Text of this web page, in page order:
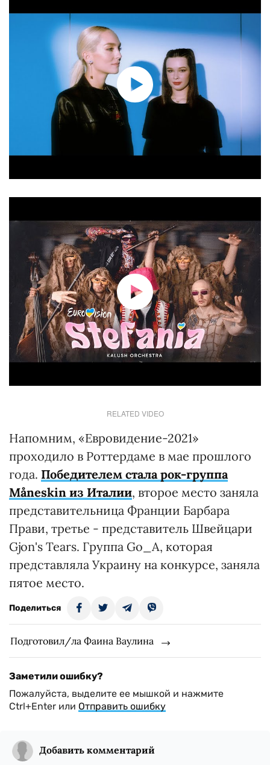
RELATED VIDEO
Напомним, «Евровидение-2021»
проходило в Роттердаме в мае прошлого
года. Победителем стала рок-группа
Måneskin из Италии, второе место заняла
представительница Франции Барбара
Прави, третье - представитель Швейцари
Gjon's Tears. Группа Go_A, которая
представляла Украину на конкурсе, заняла
пятое место.
Поделиться
Подготовил/ла Фаина Ваулина
Заметили ошибку?
Пожалуйста, выделите ее мышкой и нажмите
Ctrl+Enter или Отправить ошибку
Добавить комментарий